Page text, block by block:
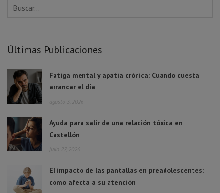
Últimas Publicaciones
Fatiga mental y apatía crónica: Cuando cuesta
arrancar el día
agosto 3, 2026
Ayuda para salir de una relación tóxica en
Castellón
julio 27, 2026
El impacto de las pantallas en preadolescentes:
cómo afecta a su atención